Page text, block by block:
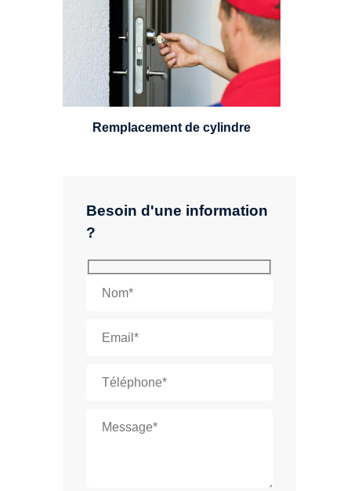
Besoin d'une information
?
Un serrurier sera en mesure de
choisir et remplacer un cylindre
standard, à 5 leviers ou à 3
leviers, Mul-T-Lock ou encore
multipoints.
Remplacement de cylindre